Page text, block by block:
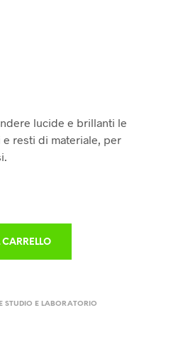
lucide e brillanti le
resti di materiale, per
STUDIO E LABORATORIO